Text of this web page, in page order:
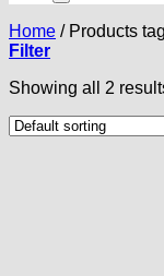
Home /Products
Filter
Showing all 2